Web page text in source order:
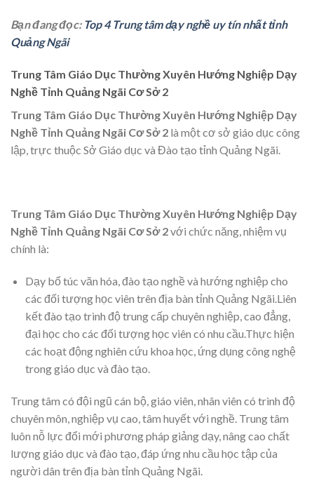
Bạn đang đọc: Top 4 Trung tâm dạy nghề uy tín nhất tỉnh
Quảng Ngãi
Trung Tâm Giáo Dục Thường Xuyên Hướng Nghiệp Dạy
Nghề Tỉnh Quảng Ngãi Cơ Sở 2
Trung Tâm Giáo Dục Thường Xuyên Hướng Nghiệp Dạy
Nghề Tỉnh Quảng Ngãi Cơ Sở 2 là một cơ sở giáo dục công
lập, trực thuộc Sở Giáo dục và Đào tạo tỉnh Quảng Ngãi.
Trung Tâm Giáo Dục Thường Xuyên Hướng Nghiệp Dạy
Nghề Tỉnh Quảng Ngãi Cơ Sở 2với chức năng, nhiệm vụ
chính là:
Dạy bổ túc văn hóa, đào tạo nghề và hướng nghiệp cho
các đối tượng học viên trên địa bàn tỉnh Quảng Ngãi.Liên
kết đào tạo trình độ trung cấp chuyên nghiệp, cao đẳng,
đại học cho các đối tượng học viên có nhu cầu.Thực hiện
các hoạt động nghiên cứu khoa học, ứng dụng công nghệ
trong giáo dục và đào tạo.
Trung tâm có đội ngũ cán bộ, giáo viên, nhân viên có trình độ
chuyên môn, nghiệp vụ cao, tâm huyết với nghề. Trung tâm
luôn nỗ lực đổi mới phương pháp giảng dạy, nâng cao chất
lượng giáo dục và đào tạo, đáp ứng nhu cầu học tập của
người dân trên địa bàn tỉnh Quảng Ngãi.